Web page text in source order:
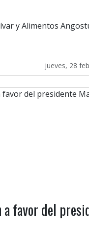
y Alimentos
jueves, 28
a favor del